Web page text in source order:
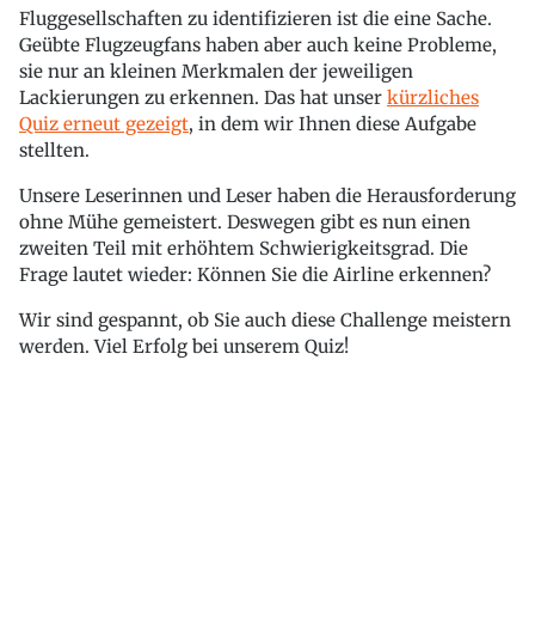
Fluggesellschaften zu identifizieren ist die eine Sache.
Geübte Flugzeugfans haben aber auch keine Probleme,
sie nur an kleinen Merkmalen der jeweiligen
Lackierungen zu erkennen. Das hat unser kürzliches
Quiz erneut gezeigt, in dem wir Ihnen diese Aufgabe
stellten.
Unsere Leserinnen und Leser haben die Herausforderung
ohne Mühe gemeistert. Deswegen gibt es nun einen
zweiten Teil mit erhöhtem Schwierigkeitsgrad. Die
Frage lautet wieder: Können Sie die Airline erkennen?
Wir sind gespannt, ob Sie auch diese Challenge meistern
werden. Viel Erfolg bei unserem Quiz!